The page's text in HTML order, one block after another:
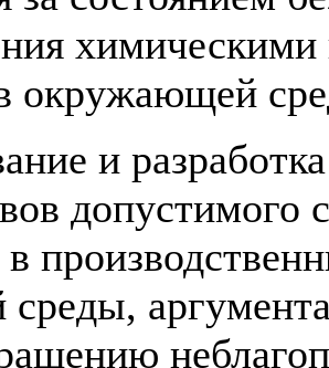
окружающей
и
допустимого